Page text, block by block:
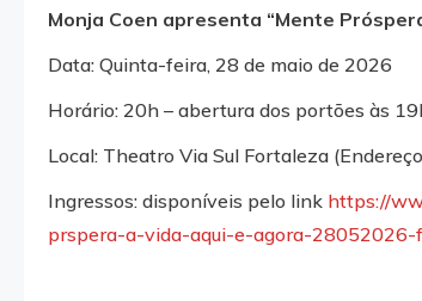
Monja Coen apresenta “Mente
Data: Quinta-feira, 28 de maio de 2026
Horário: 20h – abertura dos portões às
Local: Theatro Via Sul Fortaleza
Ingressos: disponíveis pelo link https://
prspera-a-vida-aqui-e-agora-